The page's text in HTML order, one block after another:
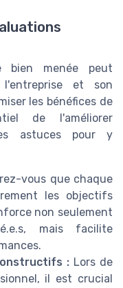
bien menée peut
et son
les bénéfices de
de l'améliorer
astuces pour y
vous que chaque
les objectifs
non seulement
mais facilite
: Lors de
il est crucial